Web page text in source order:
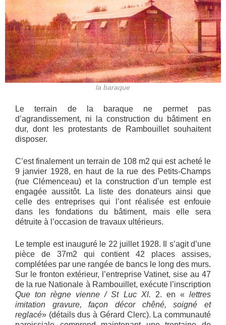
la baraque
Le terrain de la baraque ne permet pas
d’agrandissement, ni la construction du bâtiment en
dur, dont les protestants de Rambouillet souhaitent
disposer.
C’est finalement un terrain de 108 m2 qui est acheté le
9 janvier 1928, en haut de la rue des Petits-Champs
(rue Clémenceau) et la construction d’un temple est
engagée aussitôt. La liste des donateurs ainsi que
celle des entreprises qui l’ont réalisée est enfouie
dans les fondations du bâtiment, mais elle sera
détruite à l’occasion de travaux ultérieurs.
Le temple est inauguré le 22 juillet 1928. Il s’agit d’une
pièce de 37m2 qui contient 42 places assises,
complétées par une rangée de bancs le long des murs.
Sur le fronton extérieur, l’entreprise Vatinet, sise au 47
de la rue Nationale à Rambouillet, exécute l’inscription
Que ton règne vienne / St Luc Xl. 2. en «lettres
imitation gravure, façon décor chêné, soigné et
reglacé» (détails dus à Gérard Clerc). La communauté